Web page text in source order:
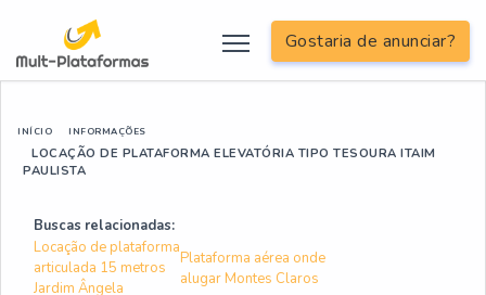
Gostaria de anunciar?
INÍCIO INFORMAÇÕES
LOCAÇÃO DE PLATAFORMA ELEVATÓRIA TIPO TESOURA ITAIM
PAULISTA
Buscas relacionadas:
Locação de plataforma
articulada 15 metros
Jardim Ângela
Plataforma aérea onde
alugar Montes Claros